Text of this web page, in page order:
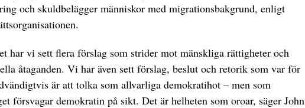
och skuldbelägger människor med migrationsbakgrund, enligt
har vi sett flera förslag som strider mot mänskliga rättigheter och
åtaganden. Vi har även sett förslag, beslut och retorik som var för
är att tolka som allvarliga demokratihot – men som
försvagar demokratin på sikt. Det är helheten som oroar, säger John